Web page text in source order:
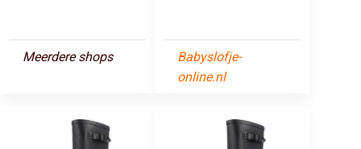
Meerdere shops
Babyslofje-
online.nl